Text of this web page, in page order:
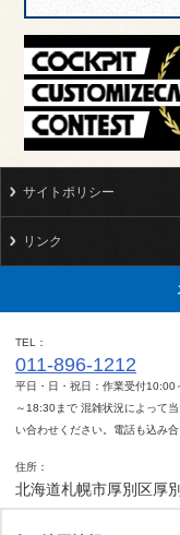
サイトポリシー
リンク
TEL
011-896-1212
平日・日・祝日：作業受付
～18:30まで 混雑状況によって
い合わせください。電話も込み
住所
北海道札幌市厚別区厚